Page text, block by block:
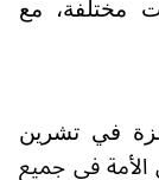
مختلفة، مع
في تشرين
من الأمة في جميع